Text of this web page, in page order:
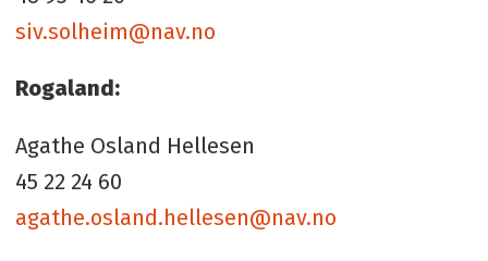
siv.solheim@nav.no
Rogaland:
Agathe Osland Hellesen
45 22 24 60
agathe.osland.hellesen@nav.no